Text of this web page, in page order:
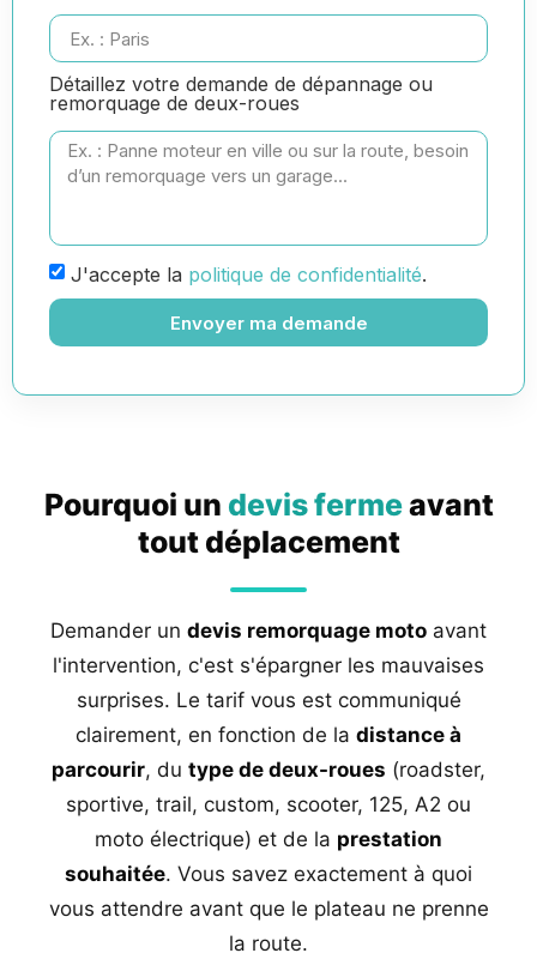
Détaillez votre demande de dépannage ou
remorquage de deux-roues
J'accepte la politique de confidentialité.
Envoyer ma demande
Pourquoi un devis fermeavant
tout déplacement
Demander un devis remorquage moto avant
l'intervention, c'est s'épargner les mauvaises
surprises. Le tarif vous est communiqué
clairement, en fonction de la distance à
parcourir, du type de deux-roues (roadster,
sportive, trail, custom, scooter, 125, A2 ou
moto électrique) et de la prestation
souhaitée. Vous savez exactement à quoi
vous attendre avant que le plateau ne prenne
la route.